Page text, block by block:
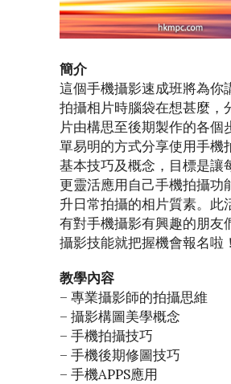
簡介
這個手機攝影速成班將為你
拍攝相片時腦袋在想甚麼，
片由構思至後期製作的各個
單易明的方式分享使用手機
基本技巧及概念，目標是讓
更靈活應用自己手機拍攝功
升日常拍攝的相片質素。此
有對手機攝影有興趣的朋友
攝影技能就把握機會報名啦！
教學內容
– 專業攝影師的拍攝思維
– 攝影構圖美學概念
– 手機拍攝技巧
– 手機後期修圖技巧
– 手機APPS應用